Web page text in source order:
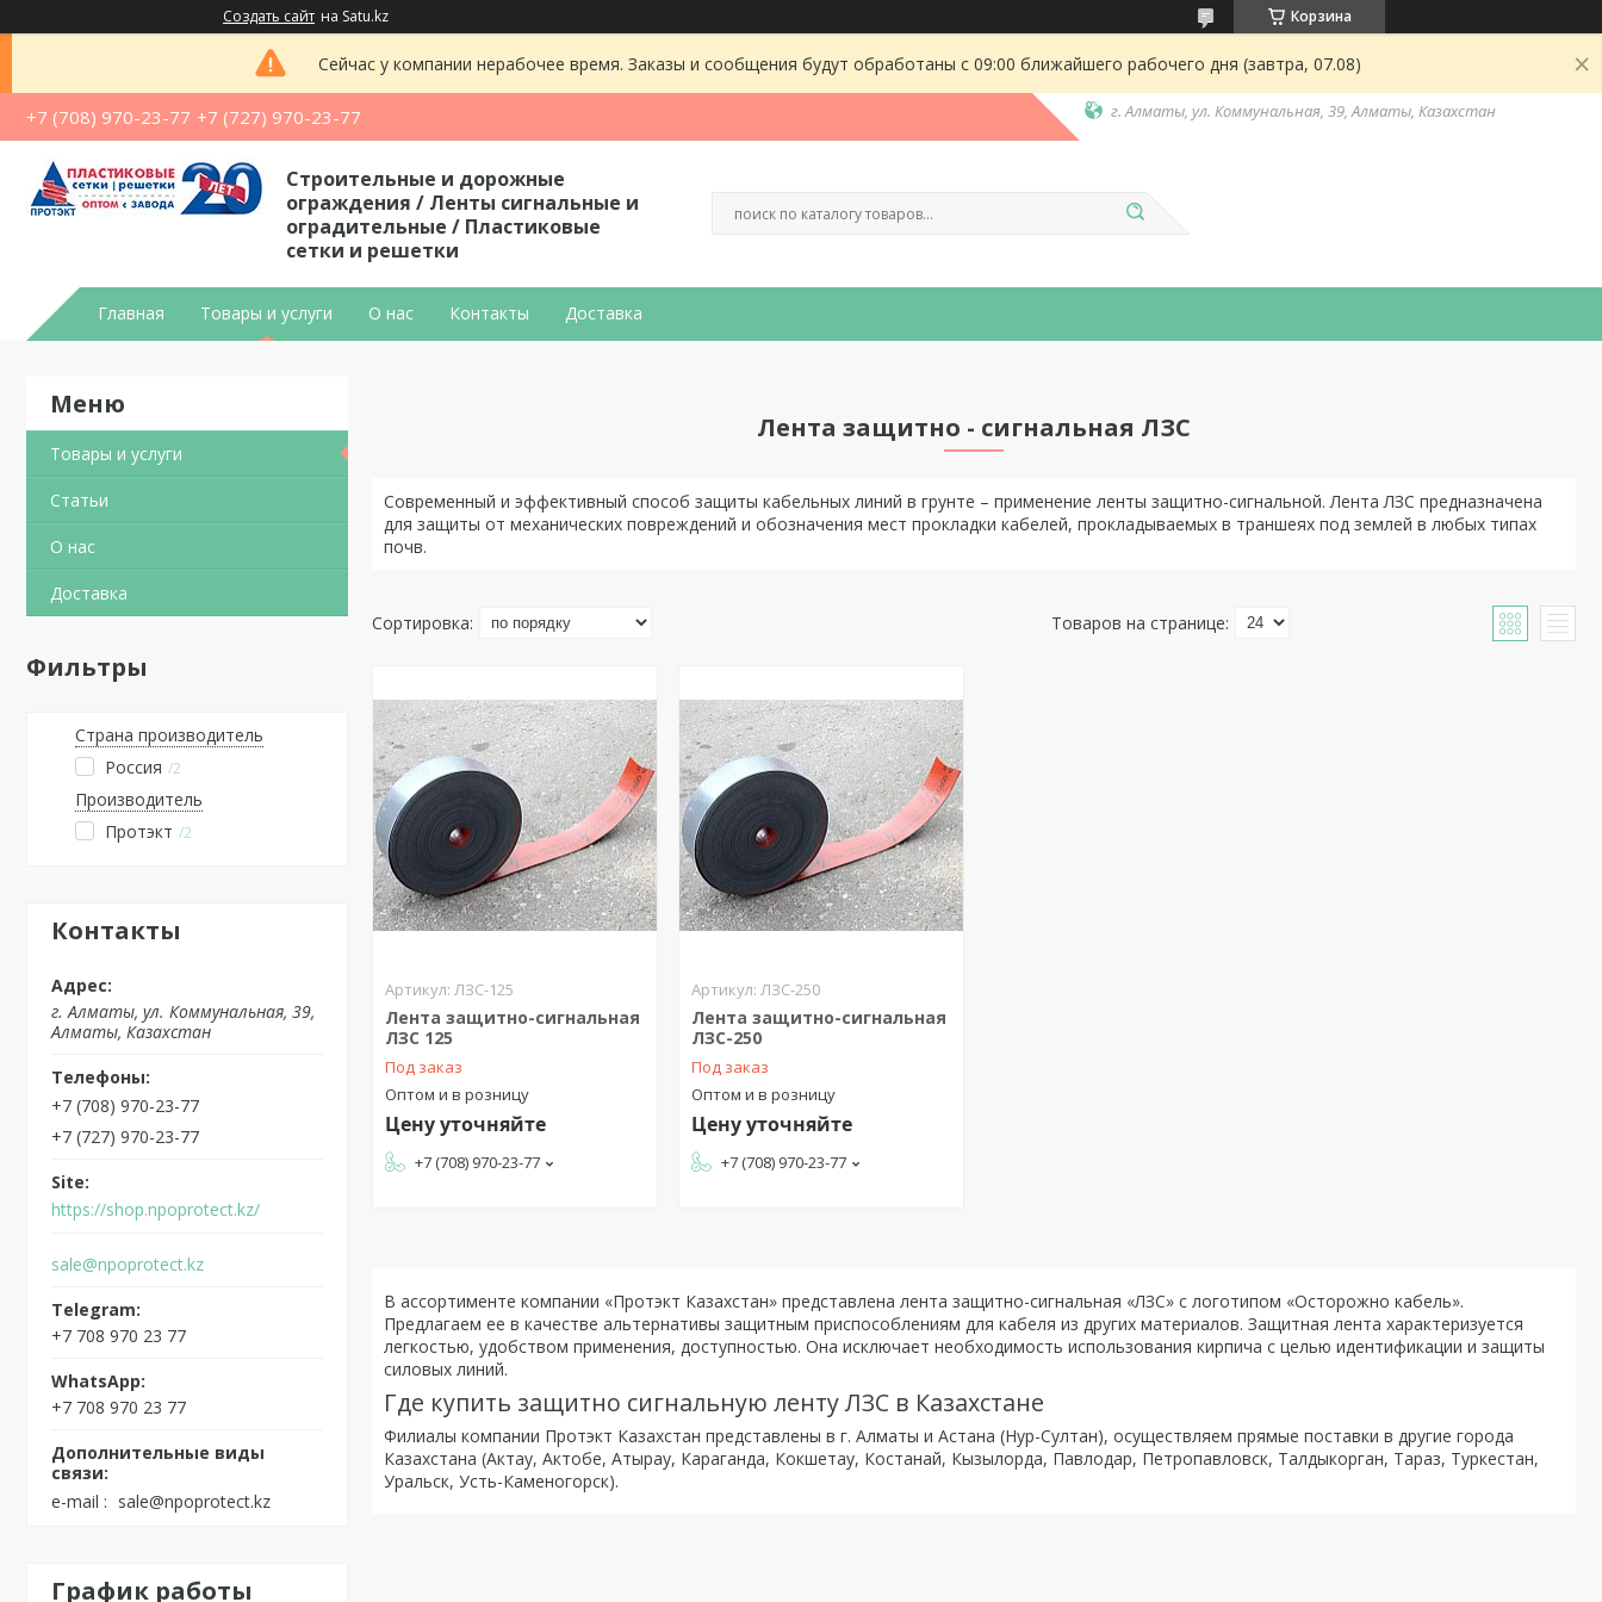
Создать сайт на Satu.kz Корзина
Сейчас у компании нерабочее время. Заказы и сообщения будут обработаны с 09:00 ближайшего рабочего дня (завтра, 07.08)
+7 (708) 970-23-77 +7 (727) 970-23-77 г. Алматы, ул. Коммунальная, 39, Алматы, Казахстан
Строительные и дорожные
ограждения / Ленты сигнальные и
оградительные / Пластиковые
сетки и решетки
Главная Товары и услуги О нас Контакты Доставка
Товары и услуги
Статьи
О нас
Доставка
Фильтры
Страна производитель
Россия 2
Производитель
Протэкт 2
Контакты
г. Алматы, ул. Коммунальная, 39,
Алматы, Казахстан
+7 (708) 970-23-77
+7 (727) 970-23-77
https://shop.npoprotect.kz/
sale@npoprotect.kz
+7 708 970 23 77
+7 708 970 23 77
e-mail sale@npoprotect.kz
График работы
Лента защитно - сигнальная ЛЗС
Современный и эффективный способ защиты кабельных линий в грунте – применение ленты защитно-сигнальной. Лента ЛЗС предназначена
для защиты от механических повреждений и обозначения мест прокладки кабелей, прокладываемых в траншеях под землей в любых типах
почв.
ЛЗС-125
Лента защитно-сигнальная
ЛЗС 125
Под заказ
Оптом и в розницу
Цену уточняйте
+7 (708) 970-23-77
ЛЗС-250
Лента защитно-сигнальная
ЛЗС-250
Под заказ
Оптом и в розницу
Цену уточняйте
+7 (708) 970-23-77
В ассортименте компании «Протэкт Казахстан» представлена лента защитно-сигнальная «ЛЗС» с логотипом «Осторожно кабель».
Предлагаем ее в качестве альтернативы защитным приспособлениям для кабеля из других материалов. Защитная лента характеризуется
легкостью, удобством применения, доступностью. Она исключает необходимость использования кирпича с целью идентификации и защиты
силовых линий.
Где купить защитно сигнальную ленту ЛЗС в Казахстане
Филиалы компании Протэкт Казахстан представлены в г. Алматы и Астана (Нур-Султан), осуществляем прямые поставки в другие города
Казахстана (Актау, Актобе, Атырау, Караганда, Кокшетау, Костанай, Кызылорда, Павлодар, Петропавловск, Талдыкорган, Тараз, Туркестан,
Уральск, Усть-Каменогорск).